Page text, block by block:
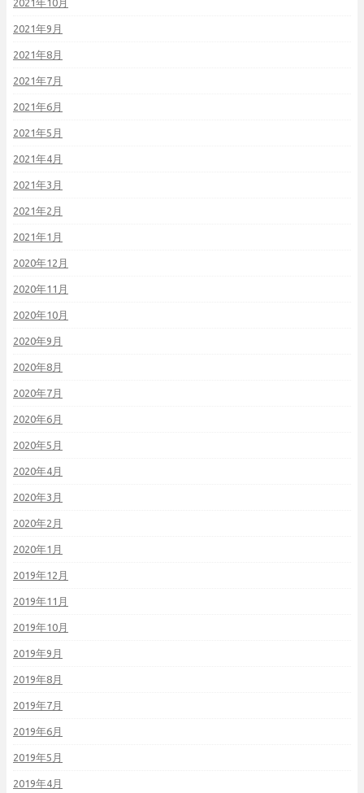
2021年10月
2021年9月
2021年8月
2021年7月
2021年6月
2021年5月
2021年4月
2021年3月
2021年2月
2021年1月
2020年12月
2020年11月
2020年10月
2020年9月
2020年8月
2020年7月
2020年6月
2020年5月
2020年4月
2020年3月
2020年2月
2020年1月
2019年12月
2019年11月
2019年10月
2019年9月
2019年8月
2019年7月
2019年6月
2019年5月
2019年4月